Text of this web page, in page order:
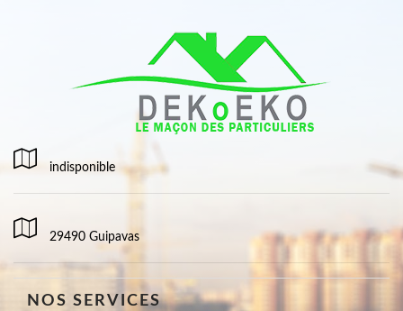
indisponible
29490 Guipavas
NOS SERVICES